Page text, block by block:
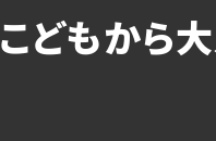
こどもから